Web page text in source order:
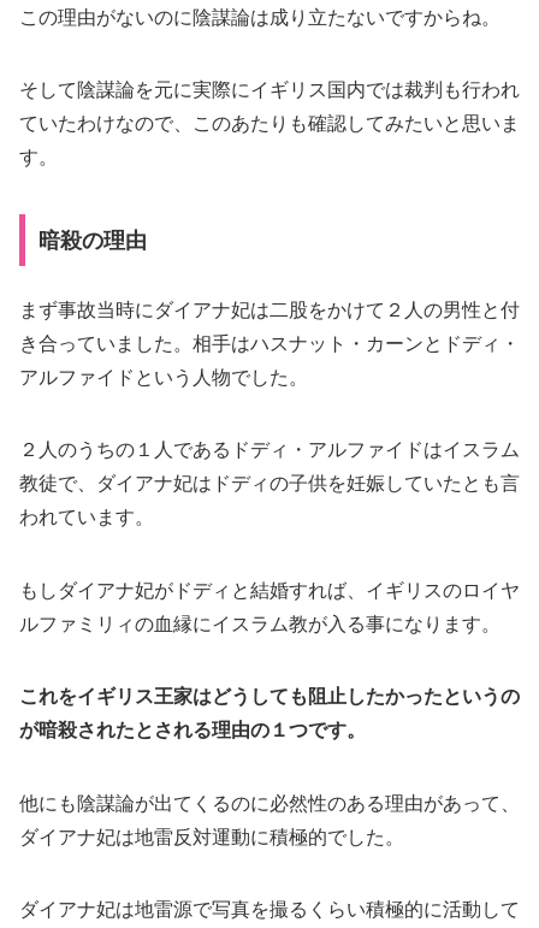
この理由がないのに陰謀論は成り立たないですからね。
そして陰謀論を元に実際にイギリス国内では裁判も行われ
ていたわけなので、このあたりも確認してみたいと思いま
す。
暗殺の理由
まず事故当時にダイアナ妃は二股をかけて２人の男性と付
き合っていました。相手はハスナット・カーンとドディ・
アルファイドという人物でした。
２人のうちの１人であるドディ・アルファイドはイスラム
教徒で、ダイアナ妃はドディの子供を妊娠していたとも言
われています。
もしダイアナ妃がドディと結婚すれば、イギリスのロイヤ
ルファミリィの血縁にイスラム教が入る事になります。
これをイギリス王家はどうしても阻止したかったというの
が暗殺されたとされる理由の１つです。
他にも陰謀論が出てくるのに必然性のある理由があって、
ダイアナ妃は地雷反対運動に積極的でした。
ダイアナ妃は地雷源で写真を撮るくらい積極的に活動して